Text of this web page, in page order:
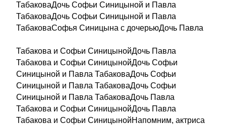
ТабаковаДочь Софьи Синицыной и Павла
ТабаковаДочь Софьи Синицыной и Павла
ТабаковаСофья Синицына с дочерьюДочь Павла
Табакова и Софьи СиницынойДочь Павла
Табакова и Софьи СиницынойДочь Софьи
Синицыной и Павла ТабаковаДочь Софьи
Синицыной и Павла ТабаковаДочь Софьи
Синицыной и Павла ТабаковаДочь Павла
Табакова и Софьи СиницынойДочь Павла
Табакова и Софьи СиницынойНапомним, актриса